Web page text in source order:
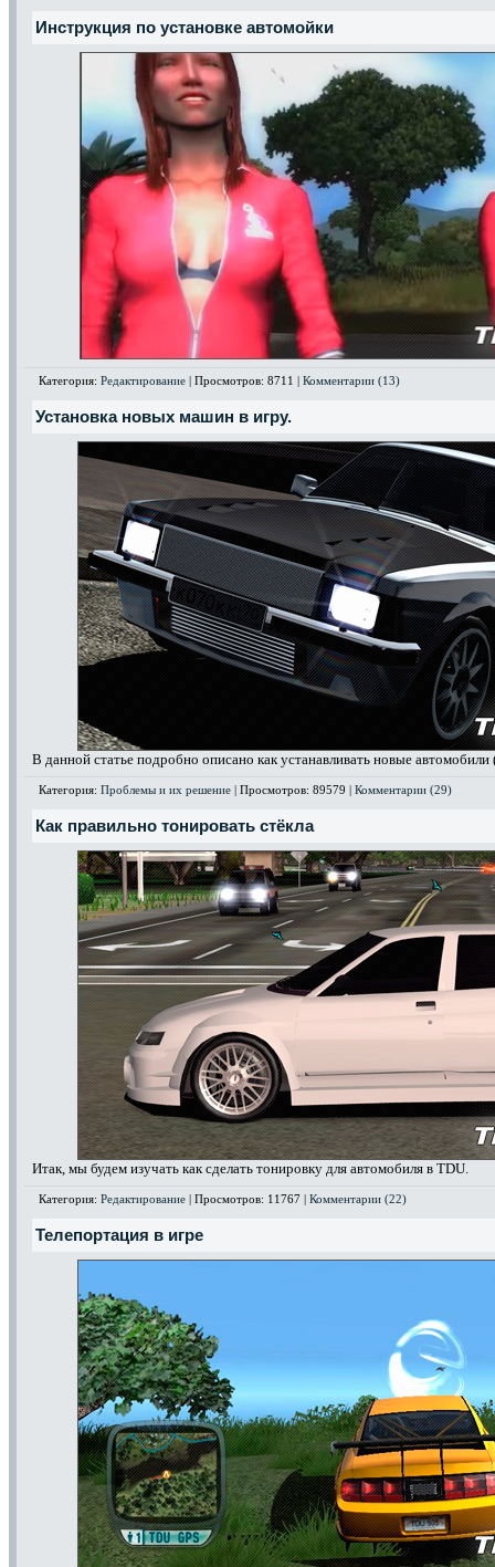
Инструкция по установке автомойки
Категория: Редактирование | Просмотров: 8711 | Комментарии (13)
Установка новых машин в игру.
В данной статье подробно описано как устанавливать новые
Категория: Проблемы и их решение | Просмотров: 89579 | Комментарии (29)
Как правильно тонировать стёкла
Итак, мы будем изучать как сделать тонировку для автомобиля в TDU.
Категория: Редактирование | Просмотров: 11767 | Комментарии (22)
Телепортация в игре